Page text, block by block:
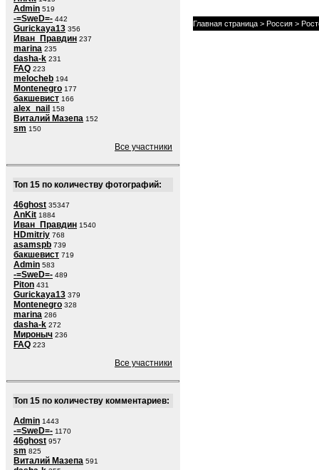
Admin 519
-=SweD=- 442
Gurickaya13 356
Иван_Правдин 237
marina 235
dasha-k 231
FAQ 223
melocheb 194
Montenegro 177
бакшевист 166
alex_nail 158
Виталий Мазепа 152
sm 150
Все участники
Топ 15 по количеству фотографий:
46ghost 35347
AnKit 1884
Иван_Правдин 1540
HDmitriy 768
asamspb 739
бакшевист 719
Admin 583
-=SweD=- 489
Piton 431
Gurickaya13 379
Montenegro 328
marina 286
dasha-k 272
Мироныч 236
FAQ 223
Все участники
Топ 15 по количеству комментариев:
Admin 1443
-=SweD=- 1170
46ghost 957
sm 825
Виталий Мазепа 591
Главная страница > Россия >